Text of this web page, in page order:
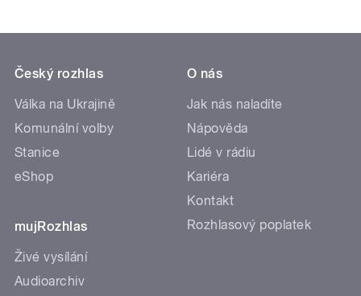
Český rozhlas
Válka na Ukrajině
Komunální volby
Stanice
eShop
mujRozhlas
Živé vysílání
Audioarchiv
O nás
Jak nás naladíte
Nápověda
Lidé v rádiu
Kariéra
Kontakt
Rozhlasový poplatek